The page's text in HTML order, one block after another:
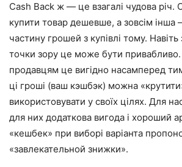
Cash Back ж — це взагалі чудова річ.
купити товар дешевше, а зовсім інша
частину грошей з купівлі тому. Навіть
точки зору це може бути привабливо.
продавцям це вигідно насамперед
ці гроші (ваш кэшбэк) можна
використовувати у своїх цілях. Для
для них додаткова вигода і хороший
«кешбек» при виборі варіанта
«завлекательной знижки».